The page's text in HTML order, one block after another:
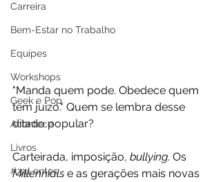
Carreira
Bem-Estar no Trabalho
Equipes
Workshops
Geek e Pop
Acontece
Livros
#34Lentes
"Manda quem pode. Obedece quem
tem juízo." Quem se lembra desse
ditado popular?
Carteirada, imposição, bullying. Os
Millennials e as gerações mais novas